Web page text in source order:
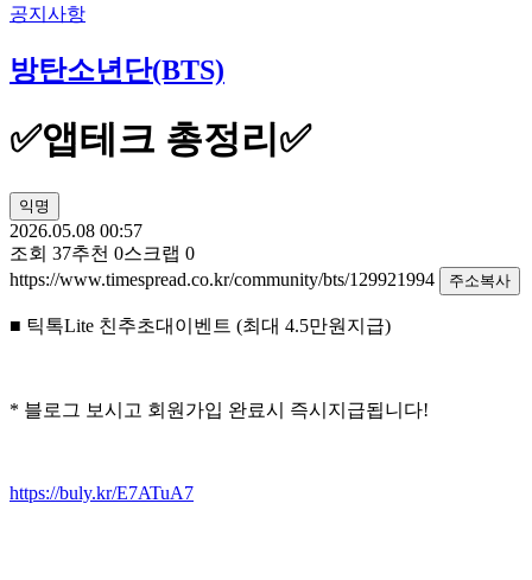
공지사항
방탄소년단(BTS)
✅앱테크 총정리✅
익명
2026.05.08 00:57
조회 37추천 0스크랩 0
https://www.timespread.co.kr/community/bts/129921994
주소복사
■ 틱톡Lite 친추초대이벤트 (최대 4.5만원지급)
* 블로그 보시고 회원가입 완료시 즉시지급됩니다!
https://buly.kr/E7ATuA7